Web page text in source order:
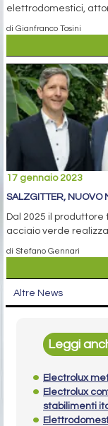
elettrodomestici,
di Gianfranco Tosini
17 gennaio 2023
SALZGITTER, NUOVO
Dal 2025 il
acciaio verde
di Stefano Gennari
Altre News
Leggi
Electrolux
Electrolux
stabilimenti